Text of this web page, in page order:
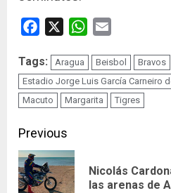
Facebook WhatsApp
Tags: Aragua Beisbol
Bravos
Estadio Jorge Luis García Carneiro
Macuto
Margarita Tigres
Continue
Reading
Previous
Nicolás
las arenas de